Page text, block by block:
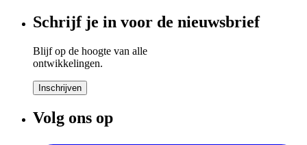
Schrijf je in voor de nieuwsbrief
Blijf op de hoogte van alle
ontwikkelingen.
Inschrijven
Volg ons op